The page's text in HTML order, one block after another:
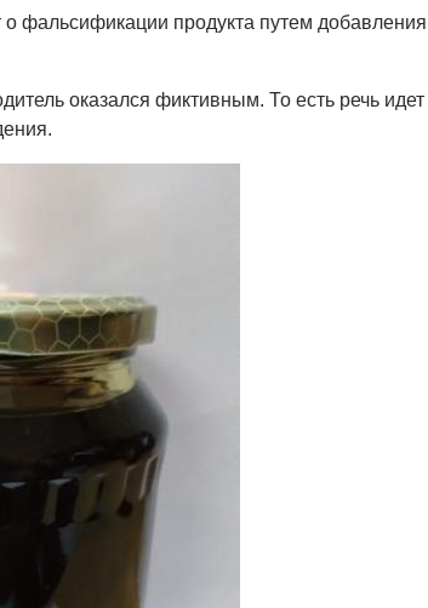
о фальсификации продукта путем
оказался фиктивным. То есть речь идет